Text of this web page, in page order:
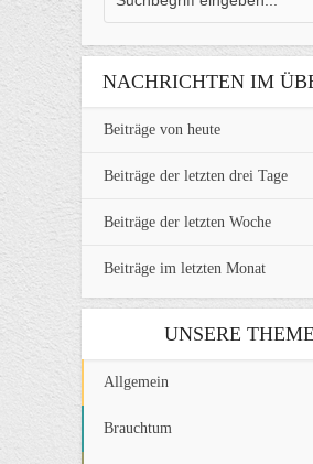
NACHRICHTEN IM
Beiträge von heute
Beiträge der letzten drei Tage
Beiträge der letzten Woche
Beiträge im letzten Monat
UNSERE
Allgemein
Brauchtum